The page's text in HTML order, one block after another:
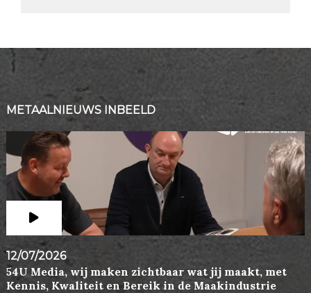
METAALNIEUWS INBEELD
12/07/2026
54U Media, wij maken zichtbaar wat jij maakt, met
Kennis, Kwaliteit en Bereik in de Maakindustrie